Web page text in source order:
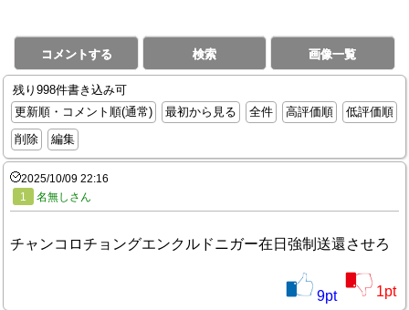
コメントする 検索 画像一覧
残り998件書き込み可
更新順・コメント順(通常)
最初から見る 全件 高評価順
低評価順
削除
編集
2025/10/09 22:16
1
名無しさん
チャンコロチョングエンクルドニガー在日強制送還させろ
9pt 1pt